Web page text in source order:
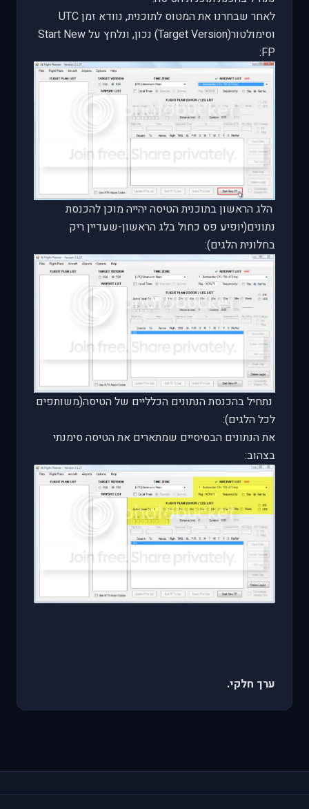
לאחר שבחרנו את המטוס לתוכנית, נוודא זמןUTC
וסימולטור(Target Version) נכון, ונלחץ עלStart New
FP
:
הלג הראשון בתוכנית הטיסה יהייה מוכן להכנסת
נתונים(יופיע פס כחול בלג הראשון-שעדיין ריק
בחלונית הלגים):
נתחיל בהכנסת הנתונים הכלליים של הטיסה(משותפים
לכל הלגים):
את הנתונים הבסיסיים שמתארים את הטיסה סימנתי
בצהוב:
ערך חלקי.